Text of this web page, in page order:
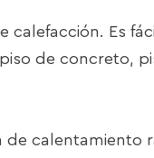
calefacción. Es
de concreto,
de calentamiento